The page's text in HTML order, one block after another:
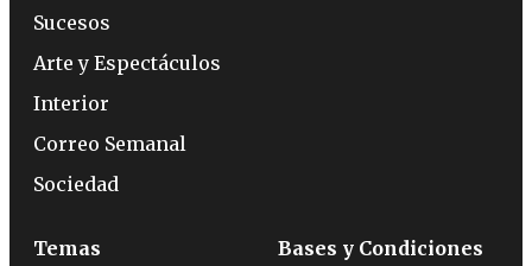
Sucesos
Arte y Espectáculos
Interior
Correo Semanal
Sociedad
Temas
Bases y Condiciones